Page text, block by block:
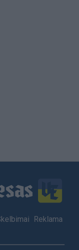
Reklama